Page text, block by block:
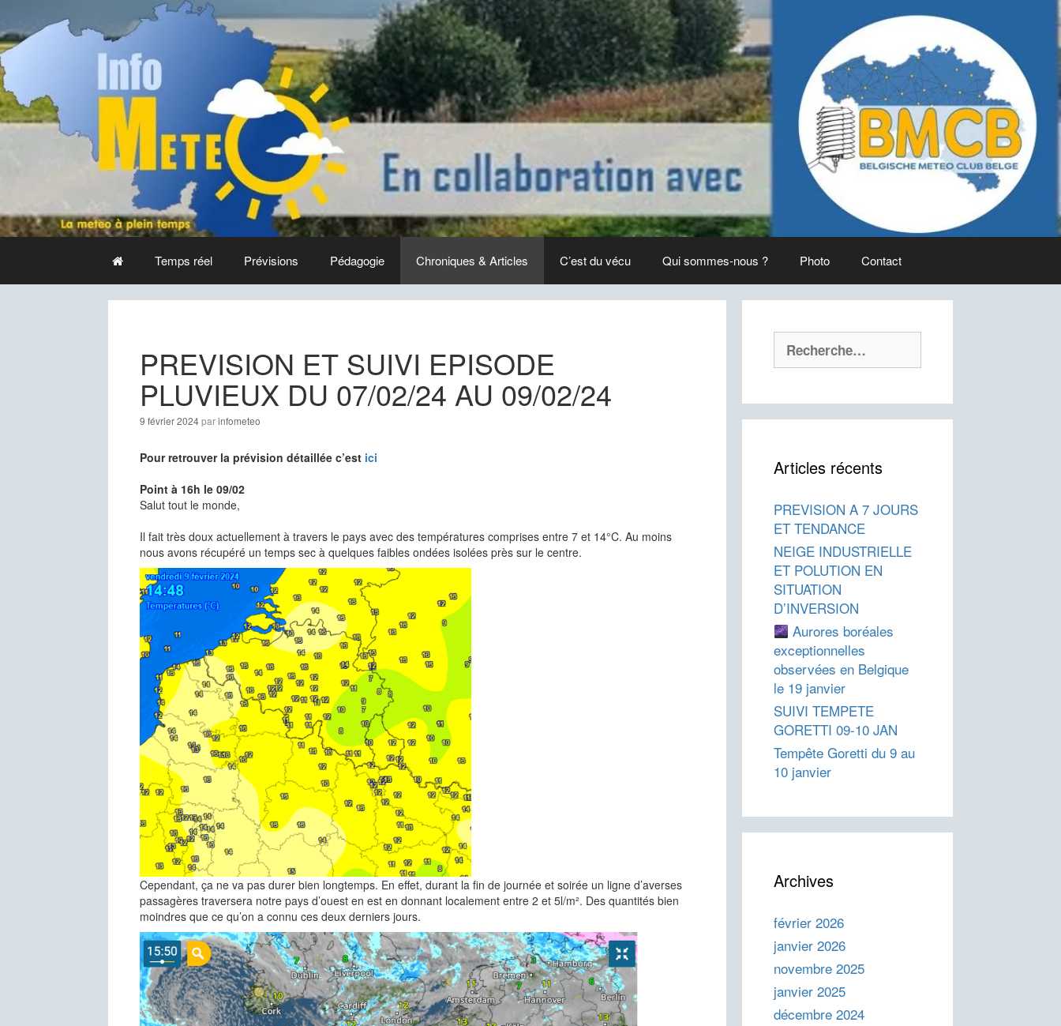
contenu
Temps réel Prévisions Pédagogie Chroniques & Articles C’est du vécu Qui sommes-nous ? Photo Contact
PREVISION ET SUIVI EPISODE
PLUVIEUX DU 07/02/24 AU 09/02/24
9 février 2024parinfometeo
Pour retrouver la prévision détaillée c’est ici
Point à 16h le 09/02
Salut tout le monde,
Il fait très doux actuellement à travers le pays avec des températures comprises entre 7 et 14°C. Au moins
nous avons récupéré un temps sec à quelques faibles ondées isolées près sur le centre.
Cependant, ça ne va pas durer bien longtemps. En effet, durant la fin de journée et soirée un ligne d’averses
passagères traversera notre pays d’ouest en est en donnant localement entre 2 et 5l/m². Des quantités bien
moindres que ce qu’on a connu ces deux derniers jours.
Rechercher :
Articles récents
PREVISION A 7 JOURS
ET TENDANCE
NEIGE INDUSTRIELLE
ET POLUTION EN
SITUATION
D’INVERSION
Aurores boréales
exceptionnelles
observées en Belgique
le 19 janvier
SUIVI TEMPETE
GORETTI 09-10 JAN
Tempête Goretti du 9 au
10 janvier
Archives
février 2026
janvier 2026
novembre 2025
janvier 2025
décembre 2024